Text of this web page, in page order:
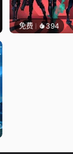
免费 394